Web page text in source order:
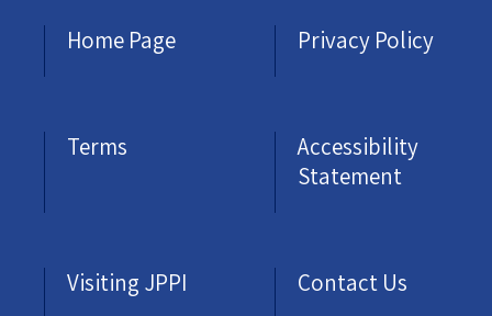
Home Page
Privacy Policy
Terms
Accessibility
Statement
Visiting JPPI Contact Us